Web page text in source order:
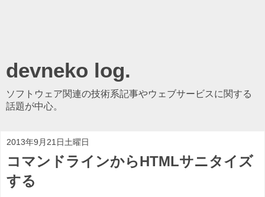
devneko log.
ソフトウェア関連の技術系記事やウェブサービスに関する
話題が中心。
2013年9月21日土曜日
コマンドラインからHTMLサニタイズ
する